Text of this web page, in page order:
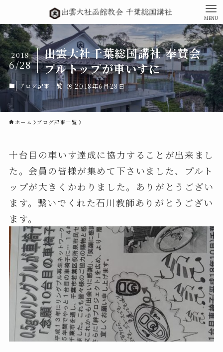
MENU
出雲大社千葉総国講社 奉賛会
プルトップが車いすに
2018
6/28
ブログ記事一覧 2018年6月28日
ホーム ブログ記事一覧
十台目の車いす達成に協力することが出来まし
た。会員の皆様が集めて下さいました、プルト
ップが大きくかわりました。ありがとうござい
ます。繋いでくれた石川教師ありがとうござい
ます。